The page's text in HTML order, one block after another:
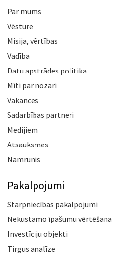
Par mums
Vēsture
Misija, vērtības
Vadība
Datu apstrādes politika
Mīti par nozari
Vakances
Sadarbības partneri
Medijiem
Atsauksmes
Namrunis
Pakalpojumi
Starpniecības pakalpojumi
Nekustamo īpašumu vērtēšana
Investīciju objekti
Tirgus analīze